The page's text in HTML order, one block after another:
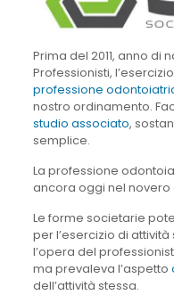
Prima del 2011, anno di
Professionisti,
professione
nostro ordinamento.
studio associato,
semplice.
La professione
ancora oggi nel
Le forme societarie
per l’esercizio di
l’opera del
ma prevaleva l’aspetto
dell’attività stessa.